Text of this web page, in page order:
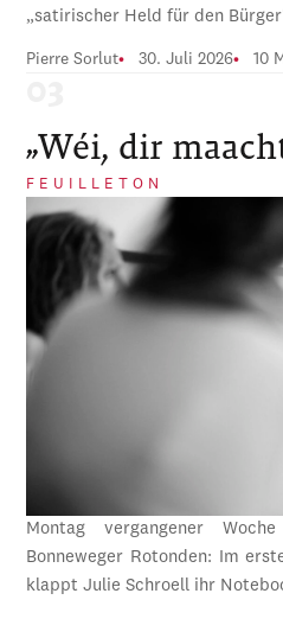
„satirischer Held für den
Pierre Sorlut 30. Juli 2026 10
„Wéi, dir
FEUILLETON
Montag vergangener
Bonneweger Rotonden: Im
klappt Julie Schroell ihr